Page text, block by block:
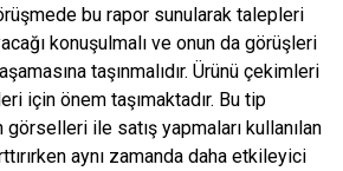
bu rapor sunularak talepleri
konuşulmalı ve onun da görüşleri
taşınmalıdır. Ürünü çekimleri
için önem taşımaktadır. Bu tip
ile satış yapmaları kullanılan
aynı zamanda daha etkileyici